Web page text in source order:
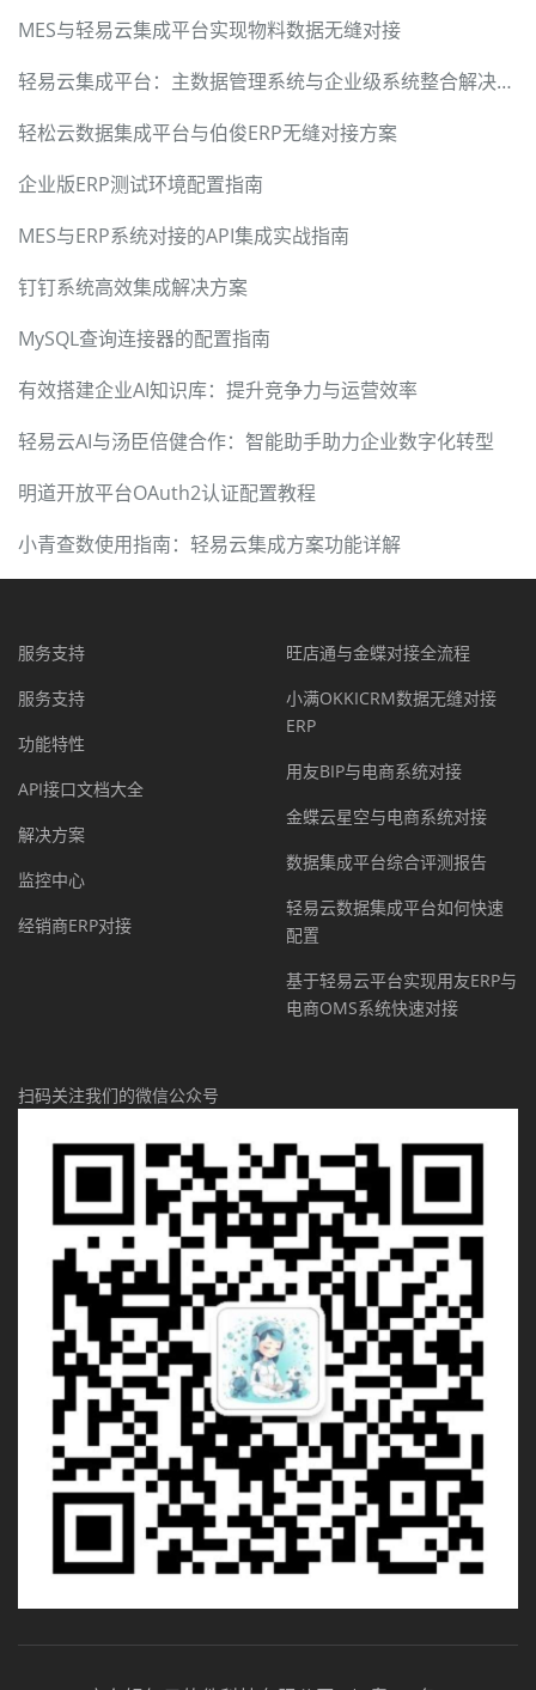
MES与轻易云集成平台实现物料数据无缝对接
轻易云集成平台：主数据管理系统与企业级系统整合解决方案
轻松云数据集成平台与伯俊ERP无缝对接方案
企业版ERP测试环境配置指南
MES与ERP系统对接的API集成实战指南
钉钉系统高效集成解决方案
MySQL查询连接器的配置指南
有效搭建企业AI知识库：提升竞争力与运营效率
轻易云AI与汤臣倍健合作：智能助手助力企业数字化转型
明道开放平台OAuth2认证配置教程
小青查数使用指南：轻易云集成方案功能详解
服务支持
服务支持
功能特性
API接口文档大全
解决方案
监控中心
经销商ERP对接
旺店通与金蝶对接全流程
小满OKKICRM数据无缝对接
ERP
用友BIP与电商系统对接
金蝶云星空与电商系统对接
数据集成平台综合评测报告
轻易云数据集成平台如何快速
配置
基于轻易云平台实现用友ERP与
电商OMS系统快速对接
扫码关注我们的微信公众号